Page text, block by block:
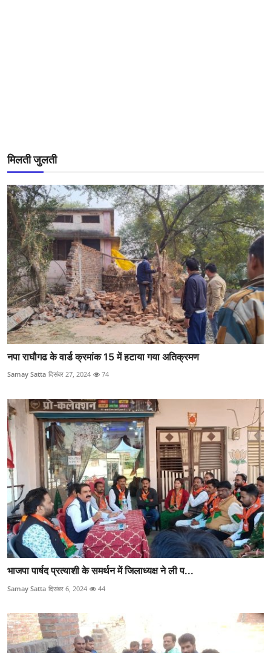
मिलती जुलती
नपा राघौगढ के वार्ड क्रमांक 15 में हटाया गया अतिक्रमण
Samay Satta दिसंबर 27, 2024 74
भाजपा पार्षद प्रत्याशी के समर्थन में जिलाध्यक्ष ने ली प...
Samay Satta दिसंबर 6, 2024 44